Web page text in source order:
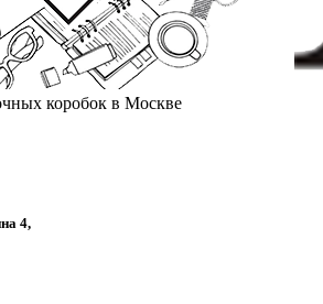
коробок в Москве
4,